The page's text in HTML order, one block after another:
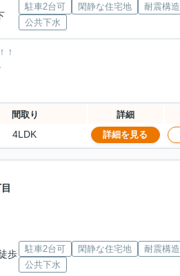
駐車2台可 閑静な住宅地
耐震構造
公共下水
！
間取り 詳細
4LDK 詳細を見る
歩
駐車2台可 閑静な住宅地
耐震構造
公共下水